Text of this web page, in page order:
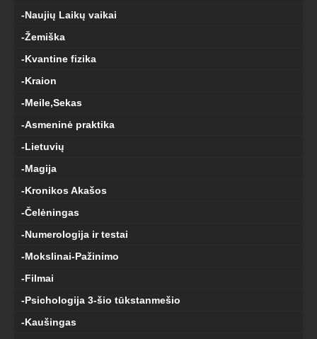
-Naujių Laikų vaikai
-Žemiška
-Kvantine fizika
-Kraion
-Meile,Sekas
-Asmeninė praktika
-Lietuvių
-Magija
-Kronikos Akašos
-Čelėningas
-Numerologija ir testai
-Mokslinai-Pažinimo
-Filmai
-Psichologija 3-šio tūkstanmešio
-Kaušingas